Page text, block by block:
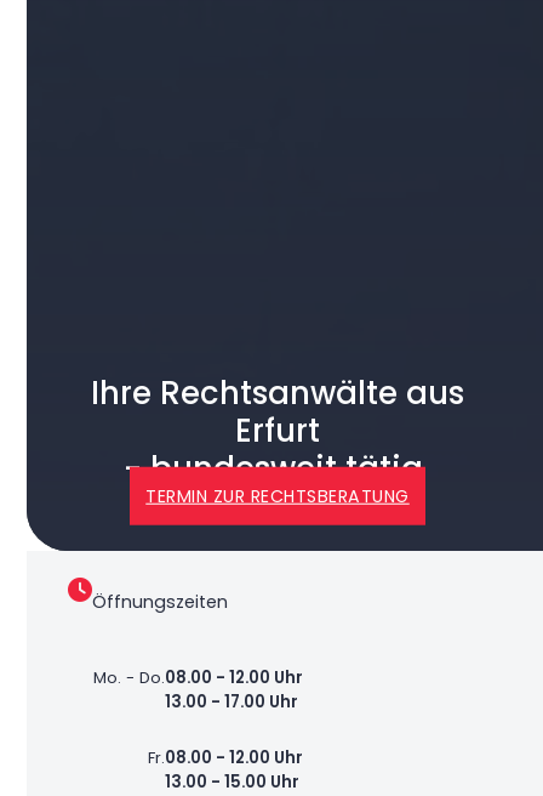
Ihre Rechtsanwälte aus
Erfurt
- bundesweit tätig
TERMIN ZUR RECHTSBERATUNG
Öffnungszeiten
Mo. - Do.08.00 - 12.00 Uhr
13.00 - 17.00 Uhr
Fr.08.00 - 12.00 Uhr
13.00 - 15.00 Uhr